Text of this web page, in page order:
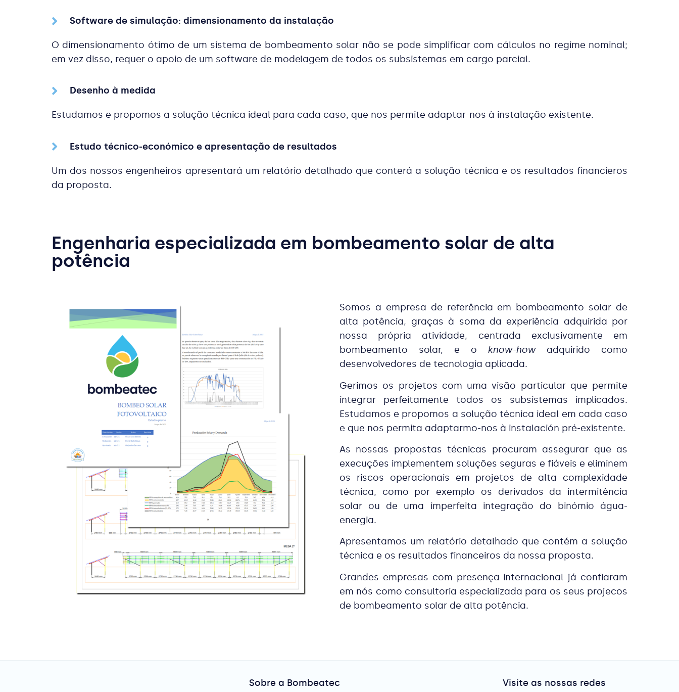
Software de simulação: dimensionamento da instalação
O dimensionamento ótimo de um sistema de bombeamento solar não se pode simplificar com cálculos no regime nominal;
em vez disso, requer o apoio de um software de modelagem de todos os subsistemas em cargo parcial.
Desenho à medida
Estudamos e propomos a solução técnica ideal para cada caso, que nos permite adaptar-nos à instalação existente.
Estudo técnico-económico e apresentação de resultados
Um dos nossos engenheiros apresentará um relatório detalhado que conterá a solução técnica e os resultados financieros
da proposta.
Engenharia especializada em bombeamento solar de alta
potência
Somos a empresa de referência em bombeamento solar de
alta potência, graças à soma da experiência adquirida por
nossa própria atividade, centrada exclusivamente em
bombeamento solar, e o know-howadquirido como
desenvolvedores de tecnologia aplicada.
Gerimos os projetos com uma visão particular que permite
integrar perfeitamente todos os subsistemas implicados.
Estudamos e propomos a solução técnica ideal em cada caso
e que nos permita adaptarmo-nos à instalación pré-existente.
As nossas propostas técnicas procuram assegurar que as
execuções implementem soluções seguras e fiáveis e eliminem
os riscos operacionais em projetos de alta complexidade
técnica, como por exemplo os derivados da intermitência
solar ou de uma imperfeita integração do binómio água-
energia.
Apresentamos um relatório detalhado que contém a solução
técnica e os resultados financeiros da nossa proposta.
Grandes empresas com presença internacional já confiaram
em nós como consultoria especializada para os seus projecos
de bombeamento solar de alta potência.
Sobre a Bombeatec Visite as nossas redes